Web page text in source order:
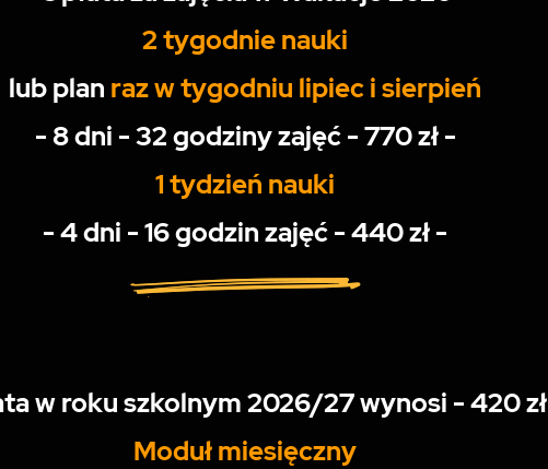
2 tygodnie nauki
lub plan raz w tygodniu lipiec i sierpień
- 8 dni - 32 godziny zajęć - 770 zł -
1 tydzień nauki
- 4 dni - 16 godzin zajęć - 440 zł -
w roku szkolnym 2026/27 wynosi - 420 zł
Moduł miesięczny